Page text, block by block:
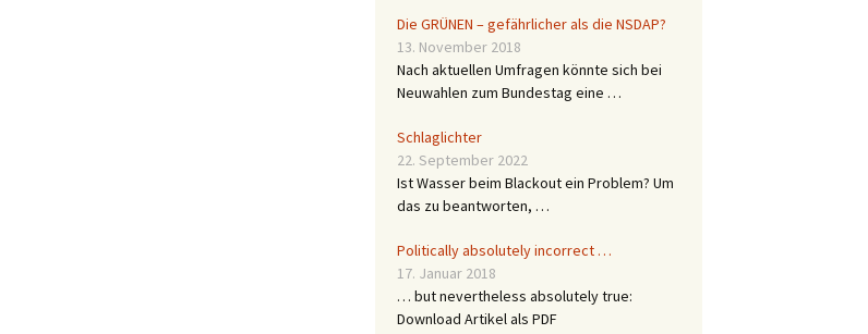
Die GRÜNEN – gefährlicher als die NSDAP?
13. November 2018
Nach aktuellen Umfragen könnte sich bei
Neuwahlen zum Bundestag eine …
Schlaglichter
22. September 2022
Ist Wasser beim Blackout ein Problem? Um
das zu beantworten, …
Politically absolutely incorrect …
17. Januar 2018
… but nevertheless absolutely true:
Download Artikel als PDF